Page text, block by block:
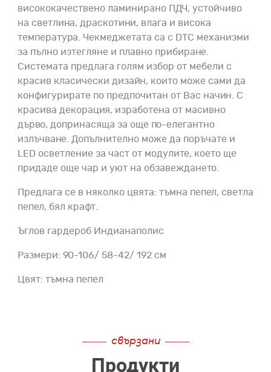
висококачествено ламинирано ПДЧ, устойчиво
на светлина, драскотини, влага и висока
температура. Чекмеджетата са с DTC механизми
за пълно изтегляне и плавно прибиране.
Системата предлага голям избор от мебели с
красив класически дизайн, които може сами да
конфигурирате по предпочитан от Вас начин. С
красива декорация, изработена от масивно
дърво, допринасяща за още по-елегантно
излъчване. Допълнително може да поръчате и
LED осветление за част от модулите, което ще
придаде още чар и уют на обзавеждането.
Предлага се в няколко цвята: тъмна пепел, светла
пепел, бял крафт.
Ъглов гардероб Индианаполис
Размери: 90-106/ 58-42/ 192 см
Цвят: тъмна пепел
свързани
Продукти